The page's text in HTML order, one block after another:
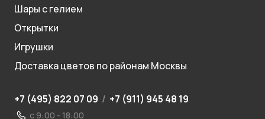
Шары с гелием
Открытки
Игрушки
Доставка цветов по районам Москвы
+7 (495) 822 07 09 / +7 (911) 945 48 19
с 9:00 - 18:00